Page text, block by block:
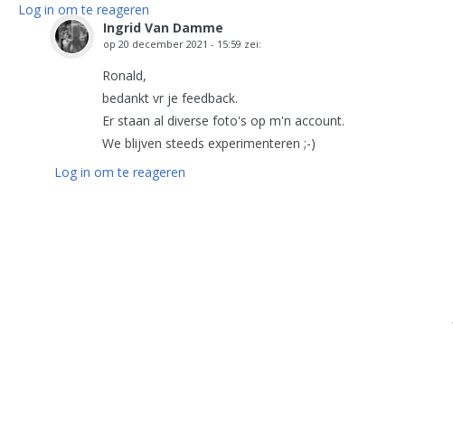
Log in om te reageren
Ingrid Van Damme
op 20 december 2021 - 15:59 zei:
Ronald,
bedankt vr je feedback.
Er staan al diverse foto's op m'n account.
We blijven steeds experimenteren ;-)
Log in om te reageren